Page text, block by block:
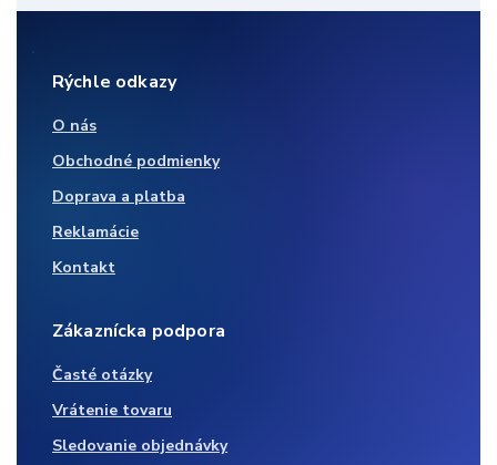
Rýchle odkazy
O nás
Obchodné podmienky
Doprava a platba
Reklamácie
Kontakt
Zákaznícka podpora
Časté otázky
Vrátenie tovaru
Sledovanie objednávky